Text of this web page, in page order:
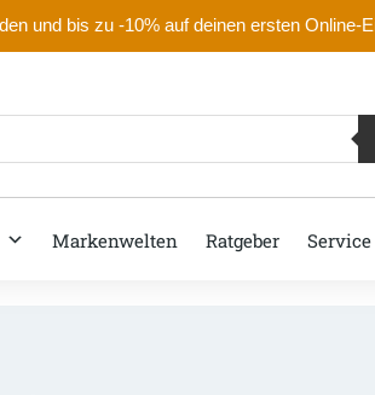
und bis zu -10% auf deinen ersten Online-
Markenwelten Ratgeber Service